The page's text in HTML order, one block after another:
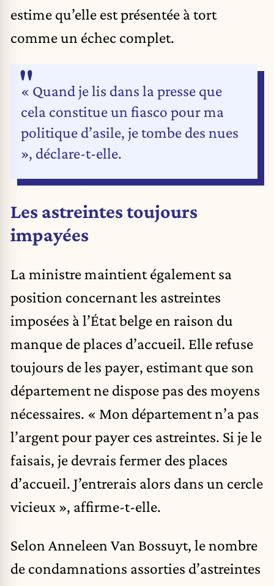
estime qu’elle est présentée à tort
comme un échec complet.
« Quand je lis dans la presse que
cela constitue un fiasco pour ma
politique d’asile, je tombe des nues
», déclare-t-elle.
Les astreintes toujours
impayées
La ministre maintient également sa
position concernant les astreintes
imposées à l’État belge en raison du
manque de places d’accueil. Elle refuse
toujours de les payer, estimant que son
département ne dispose pas des moyens
nécessaires. « Mon département n’a pas
l’argent pour payer ces astreintes. Si je le
faisais, je devrais fermer des places
d’accueil. J’entrerais alors dans un cercle
vicieux », affirme-t-elle.
Selon Anneleen Van Bossuyt, le nombre
de condamnations assorties d’astreintes